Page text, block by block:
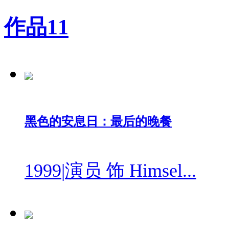
作品11
黑色的安息日：最后的晚餐
1999|演员 饰 Himsel...